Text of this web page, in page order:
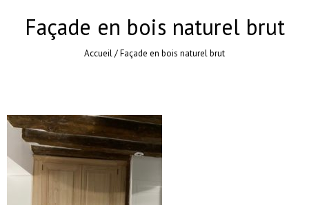
Façade en bois naturel brut
Accueil/Façade en bois naturel brut